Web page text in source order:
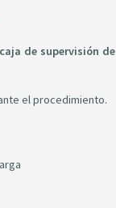
de supervisión
el procedimiento.